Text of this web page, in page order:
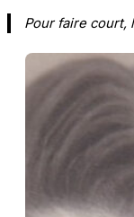
Aller
contenu
Pour faire court,